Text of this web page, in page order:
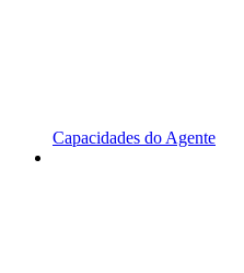
Capacidades do Agente